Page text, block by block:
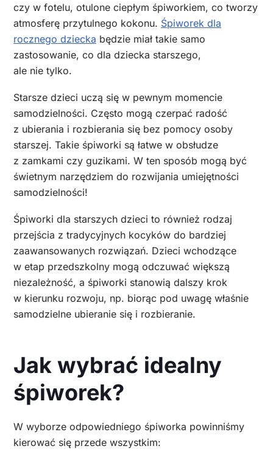
czy w fotelu, otulone ciepłym śpiworkiem, co tworzy
atmosferę przytulnego kokonu. Śpiworek dla
rocznego dziecka będzie miał takie samo
zastosowanie, co dla dziecka starszego,
ale nie tylko.
Starsze dzieci uczą się w pewnym momencie
samodzielności. Często mogą czerpać radość
z ubierania i rozbierania się bez pomocy osoby
starszej. Takie śpiworki są łatwe w obsłudze
z zamkami czy guzikami. W ten sposób mogą być
świetnym narzędziem do rozwijania umiejętności
samodzielności!
Śpiworki dla starszych dzieci to również rodzaj
przejścia z tradycyjnych kocyków do bardziej
zaawansowanych rozwiązań. Dzieci wchodzące
w etap przedszkolny mogą odczuwać większą
niezależność, a śpiworki stanowią dalszy krok
w kierunku rozwoju, np. biorąc pod uwagę właśnie
samodzielne ubieranie się i rozbieranie.
Jak wybrać idealny
śpiworek?
W wyborze odpowiedniego śpiworka powinniśmy
kierować się przede wszystkim: